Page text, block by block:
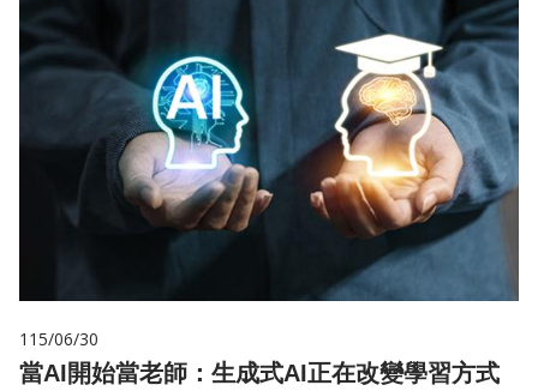
115/06/30
當AI開始當老師：生成式AI正在改變學習方式